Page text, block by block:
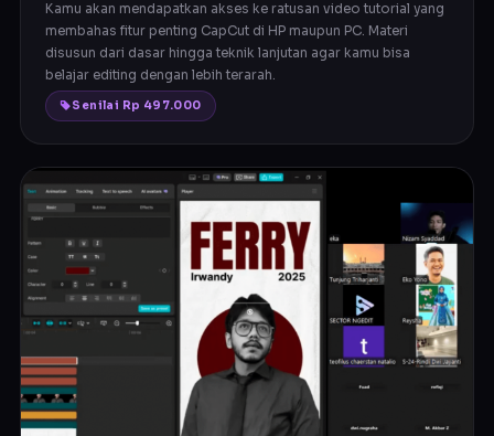
Kamu akan mendapatkan akses ke ratusan video tutorial yang
membahas fitur penting CapCut di HP maupun PC. Materi
disusun dari dasar hingga teknik lanjutan agar kamu bisa
belajar editing dengan lebih terarah.
Senilai Rp 497.000